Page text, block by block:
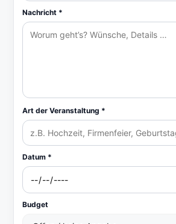
Nachricht *
Art der Veranstaltung *
Datum *
Budget